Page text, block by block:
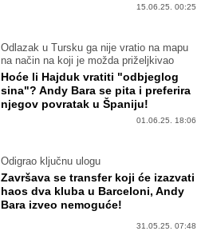
15.06.25. 00:25
Odlazak u Tursku ga nije vratio na mapu
na način na koji je možda priželjkivao
Hoće li Hajduk vratiti "odbjeglog
sina"? Andy Bara se pita i preferira
njegov povratak u Španiju!
01.06.25. 18:06
Odigrao ključnu ulogu
Završava se transfer koji će izazvati
haos dva kluba u Barceloni, Andy
Bara izveo nemoguće!
31.05.25. 07:48